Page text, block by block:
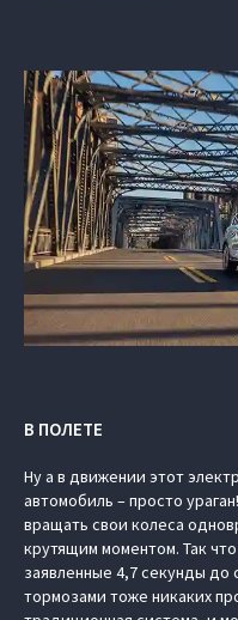
В ПОЛЕТЕ
Ну а в движении этот
автомобиль – просто
вращать свои колеса
крутящим моментом. Так
заявленные 4,7 секунды до
тормозами тоже никаких